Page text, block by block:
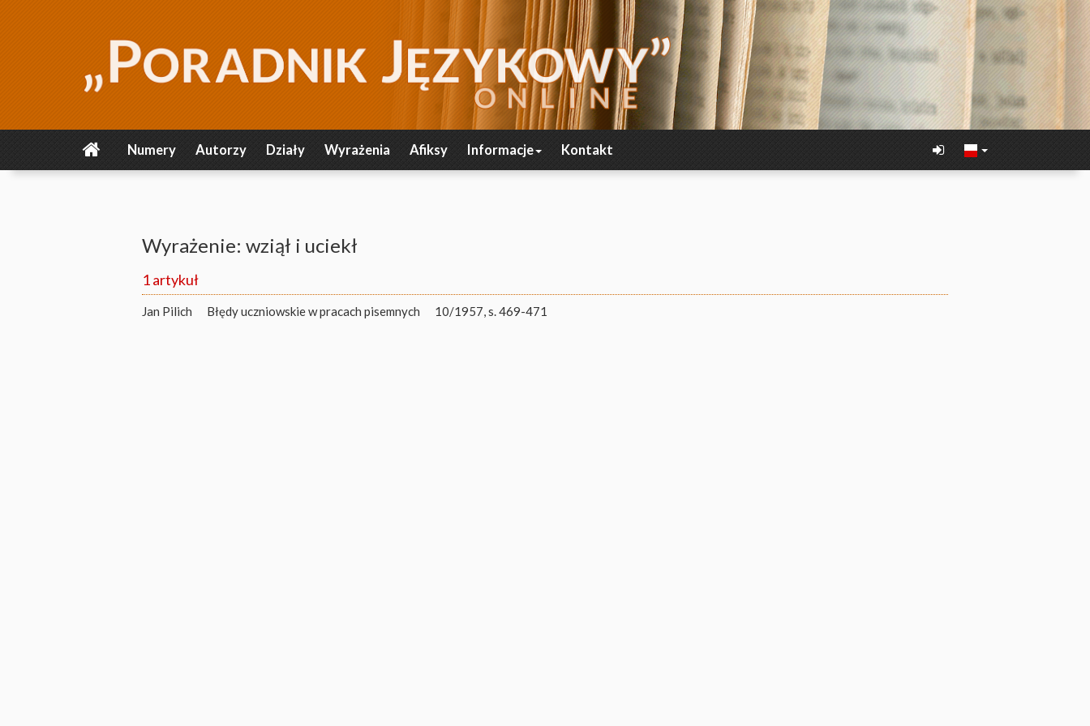
Numery Autorzy Działy Wyrażenia Afiksy Informacje Kontakt
Wyrażenie: wziął i uciekł
1 artykuł
Jan Pilich Błędy uczniowskie w pracach pisemnych 10/1957, s. 469-471